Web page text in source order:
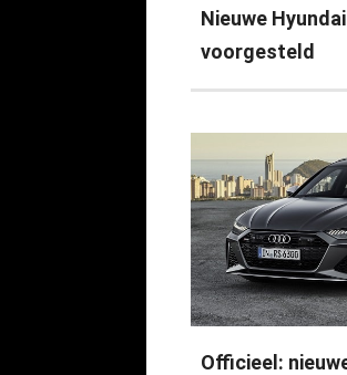
Nieuwe
voorgesteld
Officieel: